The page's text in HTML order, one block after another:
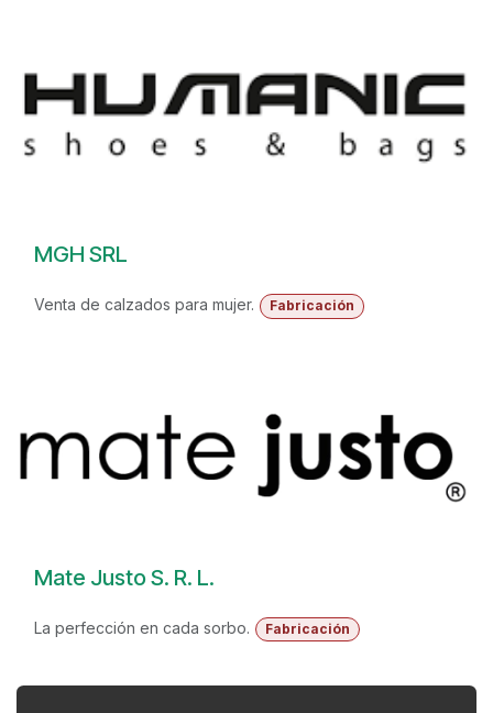
MGH SRL
Venta de calzados para mujer. Fabricación
Mate Justo S. R. L.
La perfección en cada sorbo. Fabricación